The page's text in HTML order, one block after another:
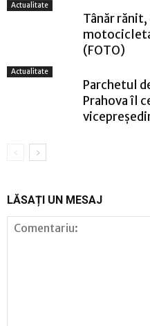
Actualitate
Tânăr rănit,
(FOTO)
Actualitate
Parchetul
Prahova îl
LĂSAȚI UN MESAJ